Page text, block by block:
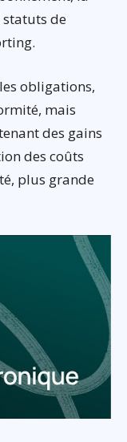
statuts de
obligations,
mais
des gains
des coûts
plus grande